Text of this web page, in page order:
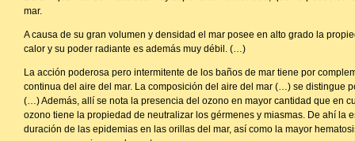
mar.
A causa de su gran volumen y densidad el mar posee en alto grado la
calor y su poder radiante es además muy débil. (…)
La acción poderosa pero intermitente de los baños de mar tiene por
continua del aire del mar. La composición del aire del mar (…) se distingue
(…) Además, allí se nota la presencia del ozono en mayor cantidad que en
ozono tiene la propiedad de neutralizar los gérmenes y miasmas. De ahí la
duración de las epidemias en las orillas del mar, así como la mayor